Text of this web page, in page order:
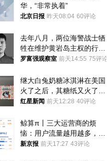
华，“非常执着”
北京日报 昨天08:04 60评论
去年八月，两位海警战士牺
牲在维护黄岩岛主权的行动
中
罗富强观察室 前天14:55 75评论
继大白兔奶糖冰淇淋在美国
火了之后，其糖纸又火了！
海外博主盛赞：平面设计经
红星新闻 前天12:28 40评论
鲸算π丨三大运营商的烦
恼：用户流量越用越多，收
入却越来越少
新京报 前天17:27 43评论